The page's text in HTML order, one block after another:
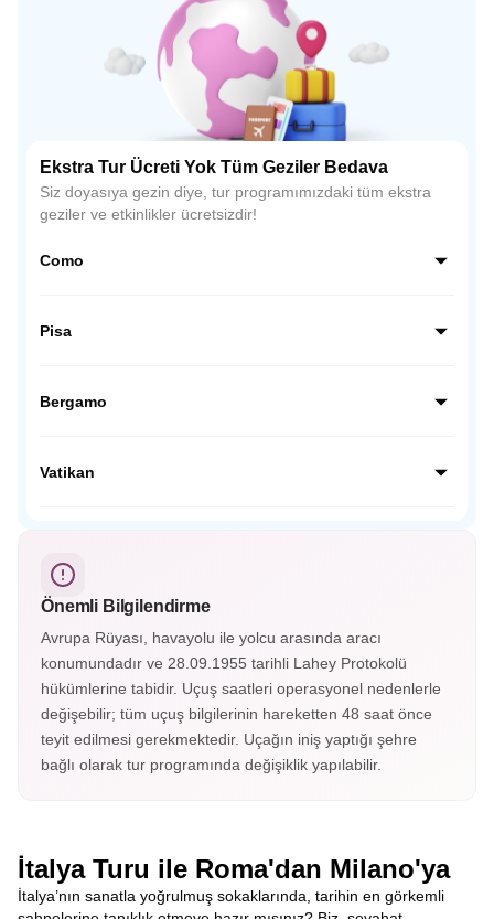
Ekstra Tur Ücreti Yok Tüm Geziler Bedava
Siz doyasıya gezin diye, tur programımızdaki tüm ekstra
geziler ve etkinlikler ücretsizdir!
Como
büyüleyici bir göl şehridir. Lüks villaları, tekne gezileri ve
Pisa
ünlü eğik kulesiyle tanınır. Mucizeler Meydanı’ndaki
Bergamo
bir şehirdir. Üst ve alt şehir olarak ikiye ayrılan Bergamo,
Vatikan
Bazilikası, Vatikan Müzeleri ve Michelangelo’nun eseri ünlü
Sistina Şapeli bulunur.
Önemli Bilgilendirme
Avrupa Rüyası, havayolu ile yolcu arasında aracı
konumundadır ve 28.09.1955 tarihli Lahey Protokolü
hükümlerine tabidir. Uçuş saatleri operasyonel nedenlerle
değişebilir; tüm uçuş bilgilerinin hareketten 48 saat önce
teyit edilmesi gerekmektedir. Uçağın iniş yaptığı şehre
bağlı olarak tur programında değişiklik yapılabilir.
İtalya Turu ile Roma'dan Milano'ya
İtalya’nın sanatla yoğrulmuş sokaklarında, tarihin en görkemli